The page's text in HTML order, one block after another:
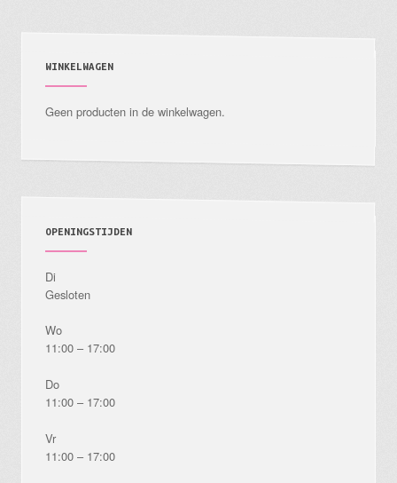
WINKELWAGEN
Geen producten in de winkelwagen.
OPENINGSTIJDEN
Di
Gesloten
Wo
11:00 – 17:00
Do
11:00 – 17:00
Vr
11:00 – 17:00